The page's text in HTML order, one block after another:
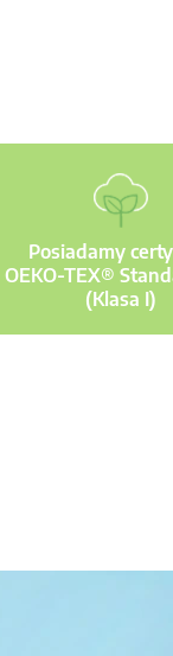
Posiadamy
OEKO-TEX®
(Klasa I)